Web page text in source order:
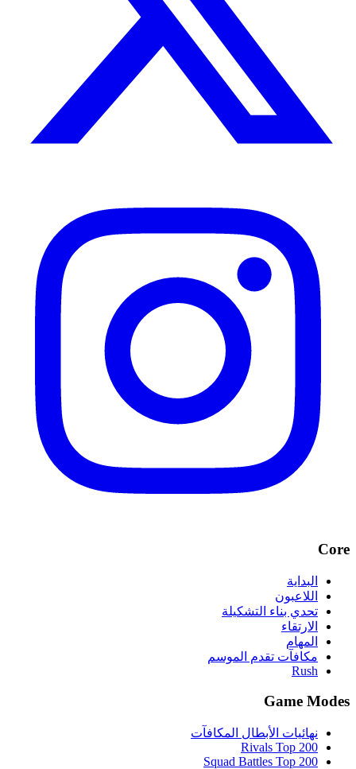
Core
البداية
اللاعبون
تحدي بناء التشكيلة
الارتقاء
المهام
مكافآت تقدم الموسم
Rush
Game Modes
نهائيات الأبطال المكافآت
Rivals Top 200
Squad Battles Top 200